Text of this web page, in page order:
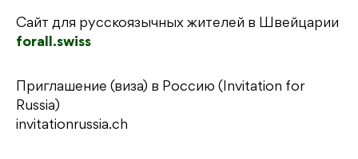
Сайт для русскоязычных жителей в Швейцарии
forall.swiss
Приглашение (виза) в Россию (Invitation for
Russia)
invitationrussia.ch